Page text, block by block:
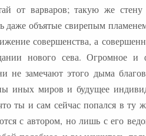
от варваров; такую же
даже объятые свирепым
совершенства, а
нового сева. Огромное и
не замечают этого дыма
иных миров и будущее
ты и сам сейчас попался в ту
с автором, но лишь с его